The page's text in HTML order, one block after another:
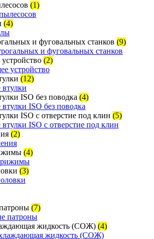
(1)
(4)
и фуговальных станков (9)
(2)
(12)
ISO без поводка (4)
ISO с отверстие под клин (5)
(2)
(4)
(3)
(7)
жидкость (СОЖ) (4)